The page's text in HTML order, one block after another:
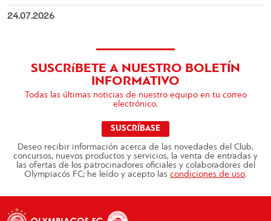
24.07.2026
SUSCRíBETE A NUESTRO BOLETÍN
INFORMATIVO
Todas las últimas noticias de nuestro equipo en tu correo
electrónico.
SUSCRÍBASE
Deseo recibir información acerca de las novedades del Club,
concursos, nuevos productos y servicios, la venta de entradas y
las ofertas de los patrocinadores oficiales y colaboradores del
Olympiacós FC; he leído y acepto las condiciones de uso.